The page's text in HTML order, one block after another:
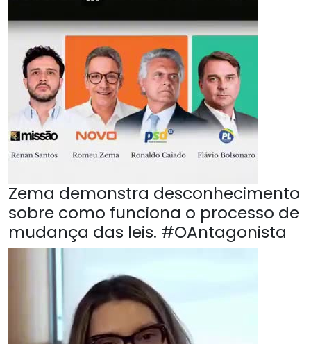
Zema demonstra desconhecimento
sobre como funciona o processo de
mudança das leis. #OAntagonista